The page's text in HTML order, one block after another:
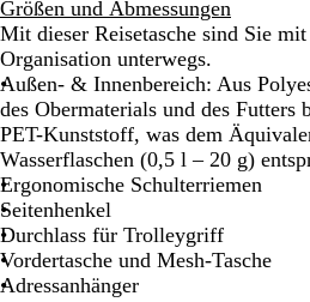
i
e
f
s
c
h
w
a
r
z
u
n
k
e
l
o
l
i
v
g
r
ü
i
e
f
e
s
B
l
a
u
g
r
ü
Größen und Abmessungen
Mit dieser Reisetasche sind Sie
Organisation unterwegs.
Außen- & Innenbereich: Aus
des Obermaterials und des Futters
PET-Kunststoff, was dem
Wasserflaschen (0,5 l – 20 g)
Ergonomische Schulterriemen
Seitenhenkel
Durchlass für Trolleygriff
Vordertasche und Mesh-Tasche
Adressanhänger